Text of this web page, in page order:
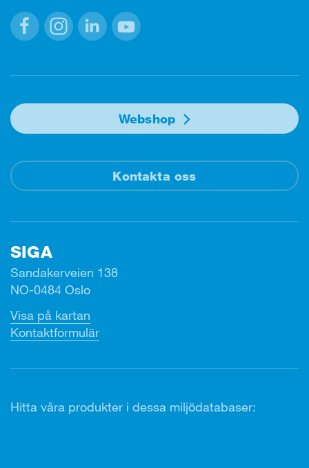
Webshop
Kontakta oss
SIGA
Sandakerveien 138
NO-0484 Oslo
Visa på kartan
Kontaktformulär
Hitta våra produkter i dessa miljödatabaser: